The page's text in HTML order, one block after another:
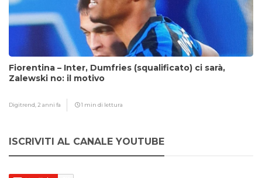
Fiorentina – Inter, Dumfries (squalificato) ci sarà,
Zalewski no: il motivo
Digitrend, 2 anni fa 1 min di lettura
ISCRIVITI AL CANALE YOUTUBE